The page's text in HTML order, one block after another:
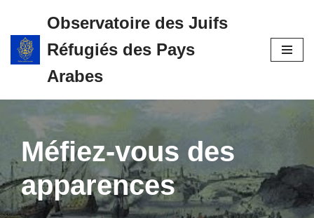
Aller
au
Observatoire des Juifs
Réfugiés des Pays
Arabes
Méfiez-vous des
apparences